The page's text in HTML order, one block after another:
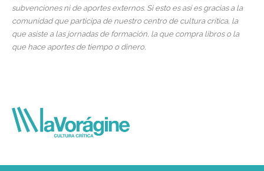
subvenciones ni de aportes externos. Si esto es así es gracias a la
comunidad que participa de nuestro centro de cultura crítica, la
que asiste a las jornadas de formación, la que compra libros o la
que hace aportes de tiempo o dinero.